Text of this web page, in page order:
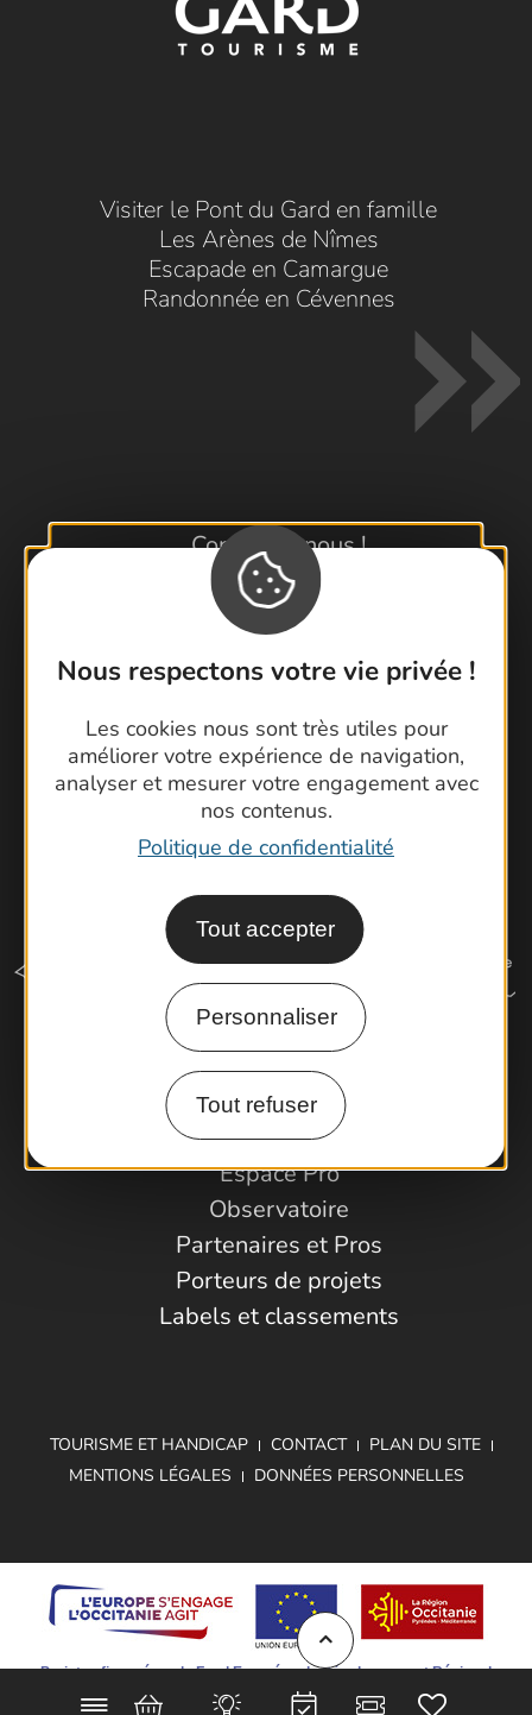
Nous respectons votre vie privée !
Les cookies nous sont très utiles pour
améliorer votre expérience de navigation,
analyser et mesurer votre engagement avec
nos contenus.
Politique de confidentialité
Tout accepter
Personnaliser
Tout refuser
Visiter le Pont du Gard en famille
Les Arènes de Nîmes
Escapade en Camargue
Randonnée en Cévennes
Contactez-nous !
Foire aux questions
Brochures
Latitude Gard
Comment venir ?
Espace Pro
Observatoire
Partenaires et Pros
Porteurs de projets
Labels et classements
TOURISME ET HANDICAP CONTACT
PLAN DU SITE
MENTIONS LÉGALES
DONNÉES PERSONNELLES
Projet cofinancé par le Fond Européen de Développement Régional